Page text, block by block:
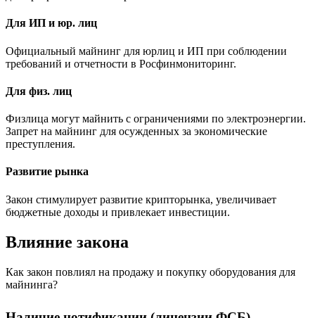
Для ИП и юр. лиц
Официальный майнинг для юрлиц и ИП при соблюдении
требований и отчетности в Росфинмониторинг.
Для физ. лиц
Физлица могут майнить с ограничениями по электроэнергии.
Запрет на майнинг для осужденных за экономические
преступления.
Развитие рынка
Закон стимулирует развитие крипторынка, увеличивает
бюджетные доходы и привлекает инвестиции.
Влияние закона
Как закон повлиял на продажу и покупку оборудования для
майнинга?